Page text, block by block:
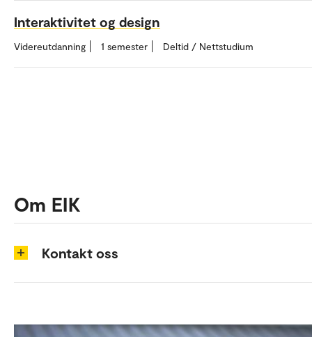
Interaktivitet og design
Videreutdanning 1 semester Deltid / Nettstudium
Om EIK
Kontakt oss